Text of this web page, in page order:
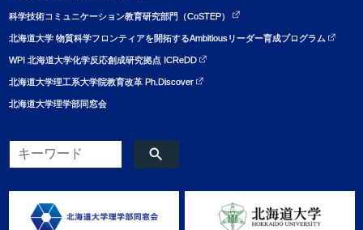
科学技術コミュニケーション教育研究部門（CoSTEP）
北海道大学 物質科学フロンティアを開拓するAmbitiousリーダー育成プログラム
WPI 北海道大学化学反応創成研究拠点 ICReDD
北海道大学理工系大学院教育改革 Ph.Discover
北海道大学理学部同窓会